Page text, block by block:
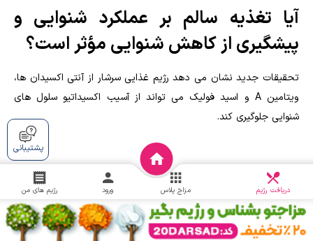
آیا تغذیه سالم بر عملکرد شنوایی و
پیشگیری از کاهش شنوایی مؤثر است؟
تحقیقات جدید نشان می دهد رژیم غذایی سرشار از آنتی اکسیدان ها،
ویتامین A و اسید فولیک می تواند از آسیب اکسیداتیو سلول های
شنوایی جلوگیری کند.
مقالات مرتبط
پشتیبانی
دریافت رژیم مزاج پلاس ورود رژیم های من